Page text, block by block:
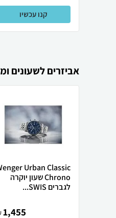
קנו עכשיו
אביזרים לשעונים
Urban Classic
Chrono שעון יוקרה
לגברים SWIS...
1,455